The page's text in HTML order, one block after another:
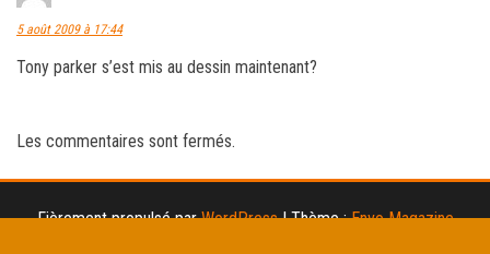
5 août 2009 à 17:44
Tony parker s’est mis au dessin maintenant?
Les commentaires sont fermés.
Fièrement propulsé parWordPress |Thème :Envo Magazine